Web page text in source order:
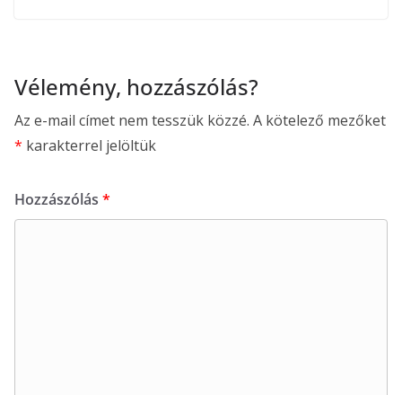
Vélemény, hozzászólás?
Az e-mail címet nem tesszük közzé. A kötelező mezőket
* karakterrel jelöltük
Hozzászólás *